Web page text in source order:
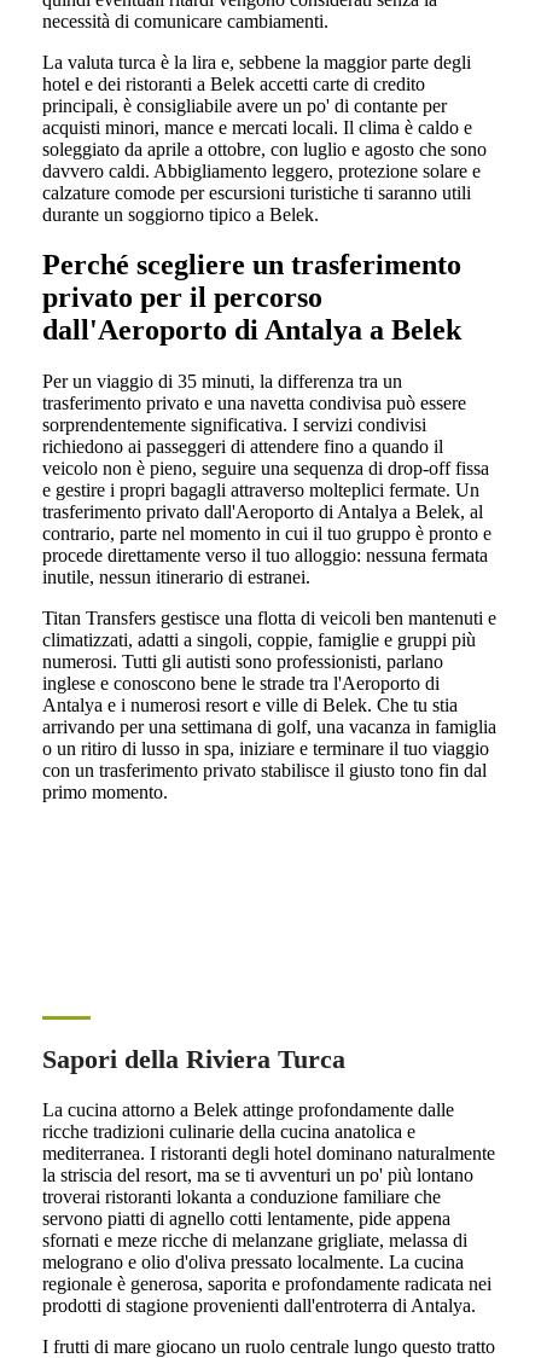
necessità di comunicare cambiamenti.
La valuta turca è la lira e, sebbene la maggior parte degli
hotel e dei ristoranti a Belek accetti carte di credito
principali, è consigliabile avere un po' di contante per
acquisti minori, mance e mercati locali. Il clima è caldo e
soleggiato da aprile a ottobre, con luglio e agosto che sono
davvero caldi. Abbigliamento leggero, protezione solare e
calzature comode per escursioni turistiche ti saranno utili
durante un soggiorno tipico a Belek.
Perché scegliere un trasferimento
privato per il percorso
dall'Aeroporto di Antalya a Belek
Per un viaggio di 35 minuti, la differenza tra un
trasferimento privato e una navetta condivisa può essere
sorprendentemente significativa. I servizi condivisi
richiedono ai passeggeri di attendere fino a quando il
veicolo non è pieno, seguire una sequenza di drop-off fissa
e gestire i propri bagagli attraverso molteplici fermate. Un
trasferimento privato dall'Aeroporto di Antalya a Belek, al
contrario, parte nel momento in cui il tuo gruppo è pronto e
procede direttamente verso il tuo alloggio: nessuna fermata
inutile, nessun itinerario di estranei.
Titan Transfers gestisce una flotta di veicoli ben mantenuti e
climatizzati, adatti a singoli, coppie, famiglie e gruppi più
numerosi. Tutti gli autisti sono professionisti, parlano
inglese e conoscono bene le strade tra l'Aeroporto di
Antalya e i numerosi resort e ville di Belek. Che tu stia
arrivando per una settimana di golf, una vacanza in famiglia
o un ritiro di lusso in spa, iniziare e terminare il tuo viaggio
con un trasferimento privato stabilisce il giusto tono fin dal
primo momento.
Sapori della Riviera Turca
La cucina attorno a Belek attinge profondamente dalle
ricche tradizioni culinarie della cucina anatolica e
mediterranea. I ristoranti degli hotel dominano naturalmente
la striscia del resort, ma se ti avventuri un po' più lontano
troverai ristoranti lokanta a conduzione familiare che
servono piatti di agnello cotti lentamente, pide appena
sfornati e meze ricche di melanzane grigliate, melassa di
melograno e olio d'oliva pressato localmente. La cucina
regionale è generosa, saporita e profondamente radicata nei
prodotti di stagione provenienti dall'entroterra di Antalya.
I frutti di mare giocano un ruolo centrale lungo questo tratto